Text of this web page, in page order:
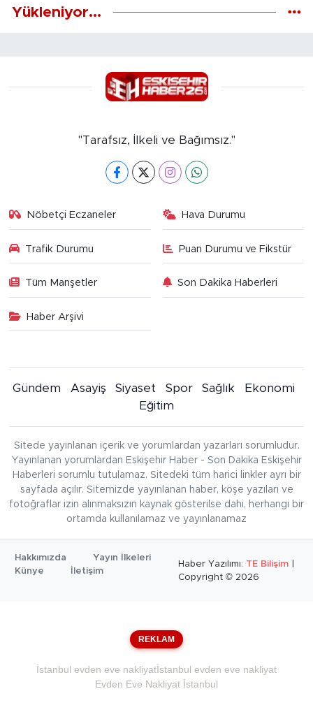
Yükleniyor...
"Tarafsız, İlkeli ve Bağımsız."
Nöbetçi Eczaneler Hava Durumu
Trafik Durumu Puan Durumu ve Fikstür
Tüm Manşetler Son Dakika Haberleri
Haber Arşivi
Gündem Asayiş Siyaset Spor Sağlık
Ekonomi
Eğitim
Sitede yayınlanan içerik ve yorumlardan yazarları sorumludur.
Yayınlanan yorumlardan Eskişehir Haber - Son Dakika Eskişehir
Haberleri sorumlu tutulamaz. Sitedeki tüm harici linkler ayrı bir
sayfada açılır. Sitemizde yayınlanan haber, köşe yazıları ve
fotoğraflar izin alınmaksızın kaynak gösterilse dahi, herhangi bir
ortamda kullanılamaz ve yayınlanamaz
Hakkımızda
Yayın İlkeleri
Künye
İletişim
Haber Yazılımı: TE Bilişim
Copyright © 2026
REKLAM
İstanbul evden eve nakliyatİstanbul evden eve nakliyat
Evden Eve Nakliyat İstanbul